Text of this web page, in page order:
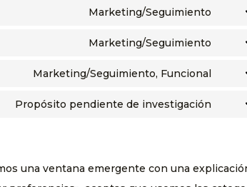
Marketing/Seguimiento
Marketing/Seguimiento
Marketing/Seguimiento, Funcional
Propósito pendiente de investigación
una ventana emergente con una